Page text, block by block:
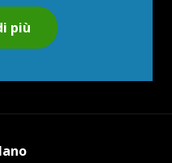
più